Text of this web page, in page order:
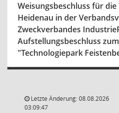
Weisungsbeschluss für
Heidenau in der
Zweckverbandes
Aufstellungsbeschluss zum
"Technologiepark
Letzte Änderung: 08.08.2026
03:09:47